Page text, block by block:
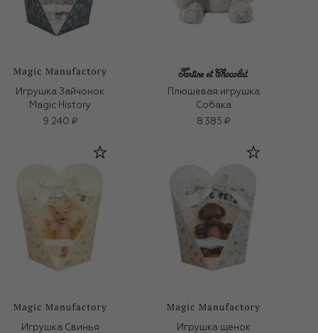
Игрушка Зайчонок
Magic History
9 240 ₽
Плюшевая игрушка
Собака
8 385 ₽
Игрушка Свинья
Игрушка щенок